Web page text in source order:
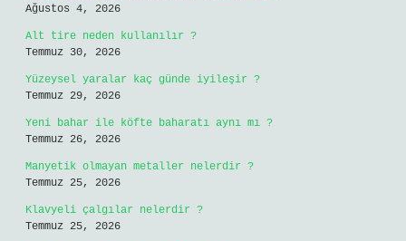
Ağustos 4, 2026
Alt tire neden kullanılır ?
Temmuz 30, 2026
Yüzeysel yaralar kaç günde iyileşir ?
Temmuz 29, 2026
Yeni bahar ile köfte baharatı aynı mı ?
Temmuz 26, 2026
Manyetik olmayan metaller nelerdir ?
Temmuz 25, 2026
Klavyeli çalgılar nelerdir ?
Temmuz 25, 2026